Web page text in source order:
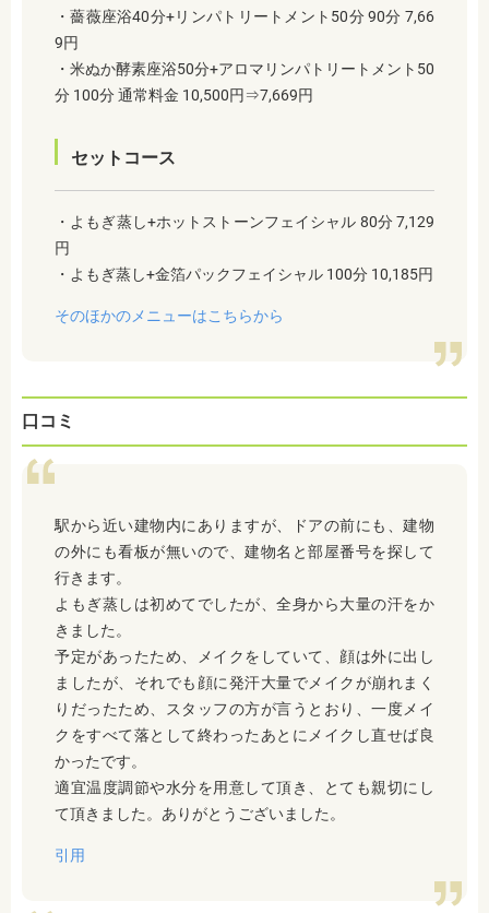
・薔薇座浴40分+リンパトリートメント50分 90分 7,66
9円
・米ぬか酵素座浴50分+アロマリンパトリートメント50
分 100分 通常料金 10,500円⇒7,669円
セットコース
・よもぎ蒸し+ホットストーンフェイシャル 80分 7,129
円
・よもぎ蒸し+金箔パックフェイシャル 100分 10,185円
そのほかのメニューはこちらから
口コミ
駅から近い建物内にありますが、ドアの前にも、建物
の外にも看板が無いので、建物名と部屋番号を探して
行きます。
よもぎ蒸しは初めてでしたが、全身から大量の汗をか
きました。
予定があったため、メイクをしていて、顔は外に出し
ましたが、それでも顔に発汗大量でメイクが崩れまく
りだったため、スタッフの方が言うとおり、一度メイ
クをすべて落として終わったあとにメイクし直せば良
かったです。
適宜温度調節や水分を用意して頂き、とても親切にし
て頂きました。ありがとうございました。
引用